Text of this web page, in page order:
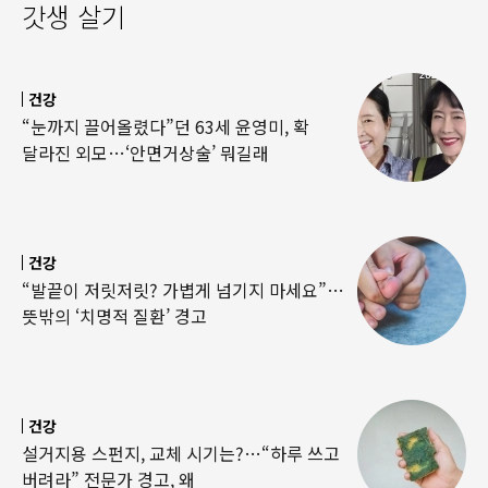
갓생 살기
건강
“눈까지 끌어올렸다”던 63세 윤영미, 확
달라진 외모…‘안면거상술’ 뭐길래
건강
“발끝이 저릿저릿? 가볍게 넘기지 마세요”…
뜻밖의 ‘치명적 질환’ 경고
건강
설거지용 스펀지, 교체 시기는?…“하루 쓰고
버려라” 전문가 경고, 왜